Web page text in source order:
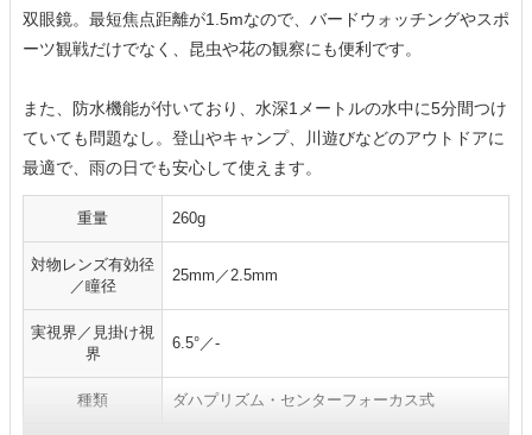
双眼鏡。最短焦点距離が1.5mなので、バードウォッチングやスポ
ーツ観戦だけでなく、昆虫や花の観察にも便利です。
また、防水機能が付いており、水深1メートルの水中に5分間つけ
ていても問題なし。登山やキャンプ、川遊びなどのアウトドアに
最適で、雨の日でも安心して使えます。
重量 260g
対物レンズ有効径
／瞳径
25mm／2.5mm
実視界／見掛け視
界
6.5°／-
種類 ダハプリズム・センターフォーカス式